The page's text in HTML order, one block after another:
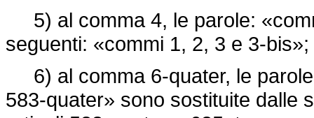
5) al comma 4, le parole:
seguenti: «commi 1, 2, 3 e 3-bis»;
6) al comma 6-quater, le
583-quater» sono sostituite dalle